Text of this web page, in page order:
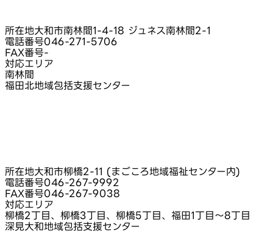
所在地大和市南林間1-4-18 ジュネス南林間2-1
電話番号046-271-5706
FAX番号-
対応エリア
南林間
福田北地域包括支援センター
所在地大和市柳橋2-11 (まごころ地域福祉センター内)
電話番号046-267-9992
FAX番号046-267-9038
対応エリア
柳橋2丁目、柳橋3丁目、柳橋5丁目、福田1丁目～8丁目
深見大和地域包括支援センター